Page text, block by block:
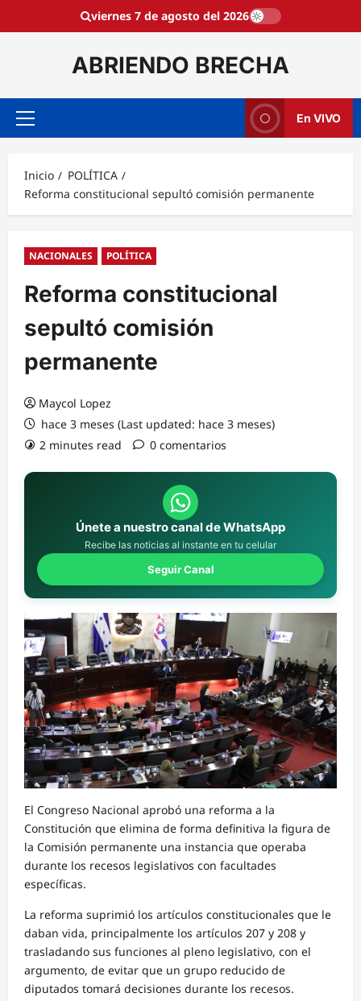
viernes 7 de agosto del 2026
ABRIENDO BRECHA
Menú
En VIVO
Inicio
POLÍTICA
Reforma constitucional sepultó comisión permanente
NACIONALES POLÍTICA
Reforma constitucional
sepultó comisión
permanente
Maycol Lopez
hace 3 meses (Last updated: hace 3 meses)
2 minutes read
0 comentarios
Únete a nuestro canal de WhatsApp
Recibe las noticias al instante en tu celular
Seguir Canal
El Congreso Nacional aprobó una reforma a la
Constitución que elimina de forma definitiva la figura de
la Comisión permanente una instancia que operaba
durante los recesos legislativos con facultades
específicas.
La reforma suprimió los artículos constitucionales que le
daban vida, principalmente los artículos 207 y 208 y
trasladando sus funciones al pleno legislativo, con el
argumento, de evitar que un grupo reducido de
diputados tomará decisiones durante los recesos.